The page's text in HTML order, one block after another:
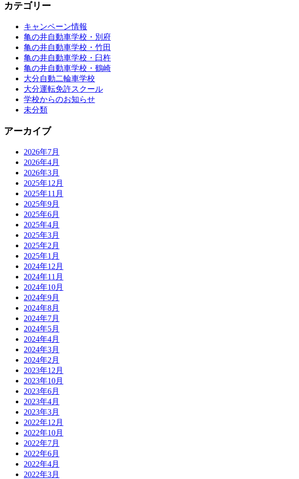
カテゴリー
キャンペーン情報
亀の井自動車学校・別府
亀の井自動車学校・竹田
亀の井自動車学校・臼杵
亀の井自動車学校・鶴崎
大分自動二輪車学校
大分運転免許スクール
学校からのお知らせ
未分類
アーカイブ
2026年7月
2026年4月
2026年3月
2025年12月
2025年11月
2025年9月
2025年6月
2025年4月
2025年3月
2025年2月
2025年1月
2024年12月
2024年11月
2024年10月
2024年9月
2024年8月
2024年7月
2024年5月
2024年4月
2024年3月
2024年2月
2023年12月
2023年10月
2023年6月
2023年4月
2023年3月
2022年12月
2022年10月
2022年7月
2022年6月
2022年4月
2022年3月